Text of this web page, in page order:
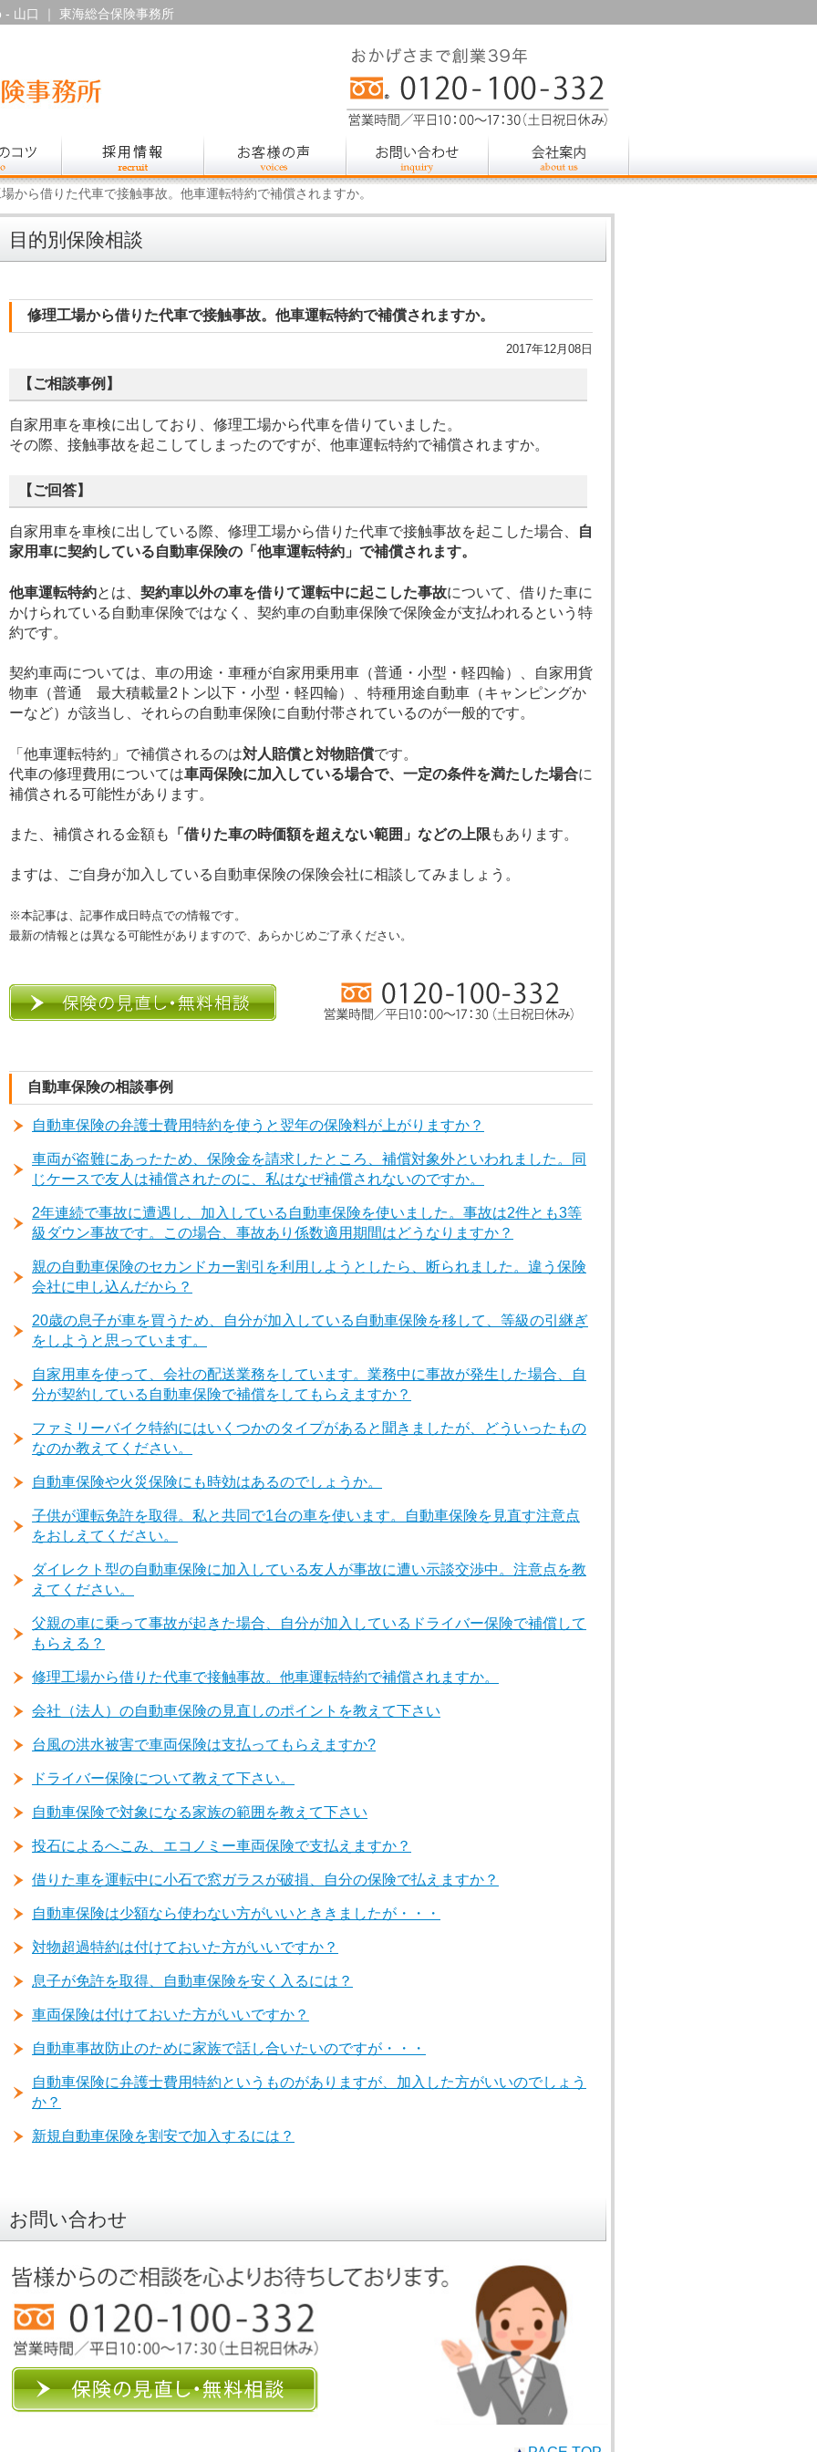
山口 ｜ 東海総合保険事務所
から借りた代車で接触事故。他車運転特約で補償されますか。
目的別保険相談
修理工場から借りた代車で接触事故。他車運転特約で補償されますか。
2017年12月08日
【ご相談事例】
自家用車を車検に出しており、修理工場から代車を借りていました。
その際、接触事故を起こしてしまったのですが、他車運転特約で補償されますか。
【ご回答】
自家用車を車検に出している際、修理工場から借りた代車で接触事故を起こした場合、
自
家用車に契約している自動車保険の「他車運転特約」で補償されます。
他車運転特約とは、 契約車以外の車を借りて運転中に起こした事故について、借りた車に
かけられている自動車保険ではなく、契約車の自動車保険で保険金が支払われるという特
約です。
契約車両については、車の用途・車種が自家用乗用車（普通・小型・軽四輪）、自家用貨
物車（普通 最大積載量2トン以下・小型・軽四輪）、特種用途自動車（キャンピングか
ーなど）が該当し、それらの自動車保険に自動付帯されているのが一般的です。
「他車運転特約」で補償されるのは対人賠償と対物賠償です。
代車の修理費用については車両保険に加入している場合で、一定の条件を満たした場合に
補償される可能性があります。
また、補償される金額も 「借りた車の時価額を超えない範囲」などの上限 もあります。
ますは、ご自身が加入している自動車保険の保険会社に相談してみましょう。
※本記事は、記事作成日時点での情報です。
最新の情報とは異なる可能性がありますので、あらかじめご了承ください。
自動車保険の相談事例
自動車保険の弁護士費用特約を使うと翌年の保険料が上がりますか？
車両が盗難にあったため、保険金を請求したところ、補償対象外といわれました。同
じケースで友人は補償されたのに、私はなぜ補償されないのですか。
2年連続で事故に遭遇し、加入している自動車保険を使いました。事故は2件とも3等
級ダウン事故です。この場合、事故あり係数適用期間はどうなりますか？
親の自動車保険のセカンドカー割引を利用しようとしたら、断られました。違う保険
会社に申し込んだから？
20歳の息子が車を買うため、自分が加入している自動車保険を移して、等級の引継ぎ
をしようと思っています。
自家用車を使って、会社の配送業務をしています。業務中に事故が発生した場合、自
分が契約している自動車保険で補償をしてもらえますか？
ファミリーバイク特約にはいくつかのタイプがあると聞きましたが、どういったもの
なのか教えてください。
自動車保険や火災保険にも時効はあるのでしょうか。
子供が運転免許を取得。私と共同で1台の車を使います。自動車保険を見直す注意点
をおしえてください。
ダイレクト型の自動車保険に加入している友人が事故に遭い示談交渉中。注意点を教
えてください。
父親の車に乗って事故が起きた場合、自分が加入しているドライバー保険で補償して
もらえる？
修理工場から借りた代車で接触事故。他車運転特約で補償されますか。
会社（法人）の自動車保険の見直しのポイントを教えて下さい
台風の洪水被害で車両保険は支払ってもらえますか?
ドライバー保険について教えて下さい。
自動車保険で対象になる家族の範囲を教えて下さい
投石によるへこみ、エコノミー車両保険で支払えますか？
借りた車を運転中に小石で窓ガラスが破損、自分の保険で払えますか？
自動車保険は少額なら使わない方がいいとききましたが・・・
対物超過特約は付けておいた方がいいですか？
息子が免許を取得、自動車保険を安く入るには？
車両保険は付けておいた方がいいですか？
自動車事故防止のために家族で話し合いたいのですが・・・
自動車保険に弁護士費用特約というものがありますが、加入した方がいいのでしょう
か？
新規自動車保険を割安で加入するには？
お問い合わせ